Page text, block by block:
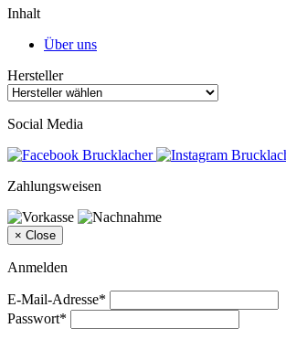
Inhalt
Über uns
Hersteller
Social Media
Zahlungsweisen
× Close
Anmelden
E-Mail-Adresse*
Passwort*